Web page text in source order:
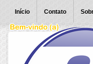
Início Contato